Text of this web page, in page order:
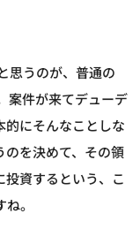
思うのが、普通の
案件が来てデューデ
的にそんなことしな
のを決めて、その領
資するという、こ
。